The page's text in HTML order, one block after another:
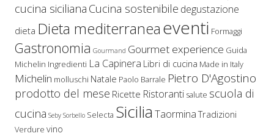
cucina siciliana Cucina sostenibile degustazione
dieta Dieta mediterraneaeventi Formaggi
Gastronomia Gourmand Gourmet experience Guida
Michelin Ingredienti La Capinera Libri di cucina Made in Italy
Michelin molluschi Natale Paolo Barrale Pietro D'Agostino
prodotto del mese Ricette Ristoranti salute scuola di
cucina Seby Sorbello Selecta Sicilia Taormina Tradizioni
Verdure vino